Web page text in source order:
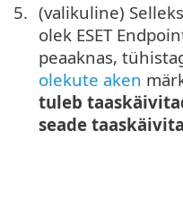
(valikuline)
olek ESET
peaaknas,
olekute aken
tuleb
seade